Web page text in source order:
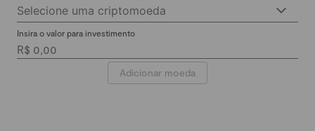
Selecione uma criptomoeda
Insira o valor para investimento
Adicionar moeda